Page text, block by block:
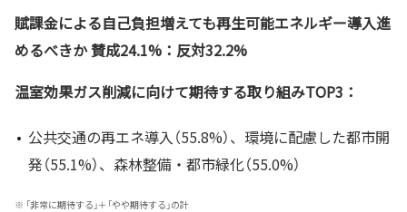
賦課金による自己負担増えても再生可能エネルギー導入進
めるべきか 賛成24.1%：反対32.2%
温室効果ガス削減に向けて期待する取り組みTOP3：
公共交通の再エネ導入（55.8%）、環境に配慮した都市開
発（55.1%）、森林整備・都市緑化（55.0%）
※ 「非常に期待する」＋「やや期待する」の計